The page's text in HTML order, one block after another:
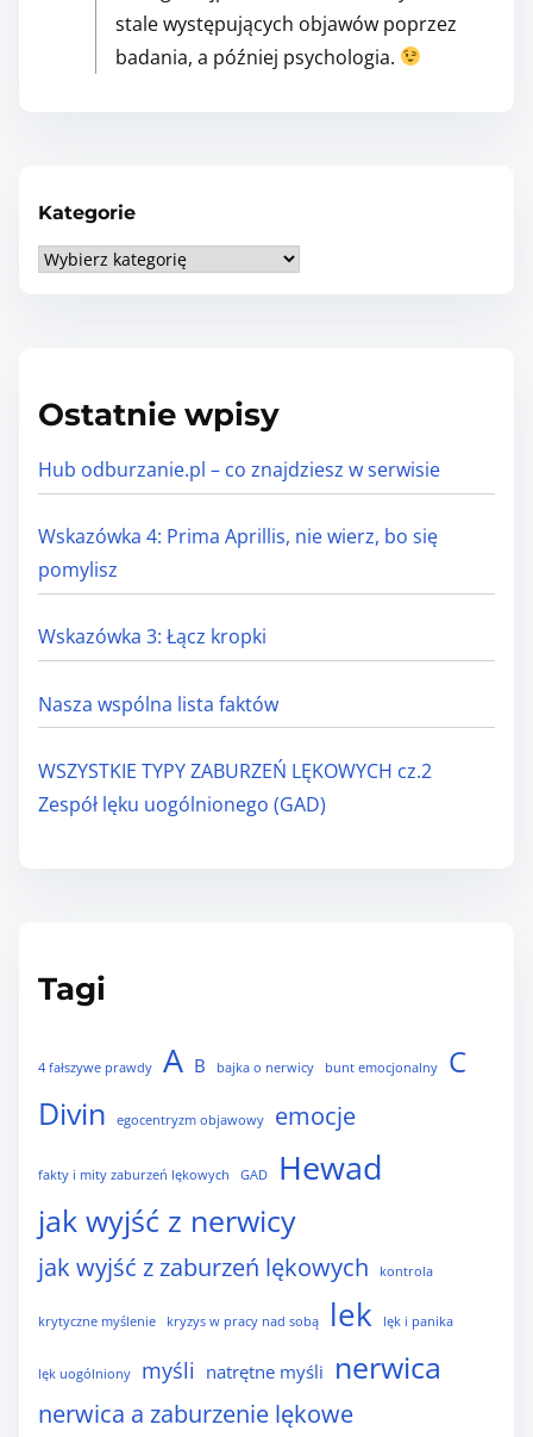
stale występujących objawów poprzez
badania, a później psychologia.
Kategorie
K
o
r
i
e
Ostatnie wpisy
Hub odburzanie.pl – co znajdziesz w serwisie
Wskazówka 4: Prima Aprillis, nie wierz, bo się
pomylisz
Wskazówka 3: Łącz kropki
Nasza wspólna lista faktów
WSZYSTKIE TYPY ZABURZEŃ LĘKOWYCH cz.2
Zespół lęku uogólnionego (GAD)
Tagi
4 fałszywe prawdy A B bajka o nerwicy bunt emocjonalny C
Divin egocentryzm objawowy emocje
fakty i mity zaburzeń lękowych GAD Hewad
jak wyjść z nerwicy
jak wyjść z zaburzeń lękowych kontrola
krytyczne myślenie kryzys w pracy nad sobą lek lęk i panika
lęk uogólniony myśli natrętne myśli nerwica
nerwica a zaburzenie lękowe